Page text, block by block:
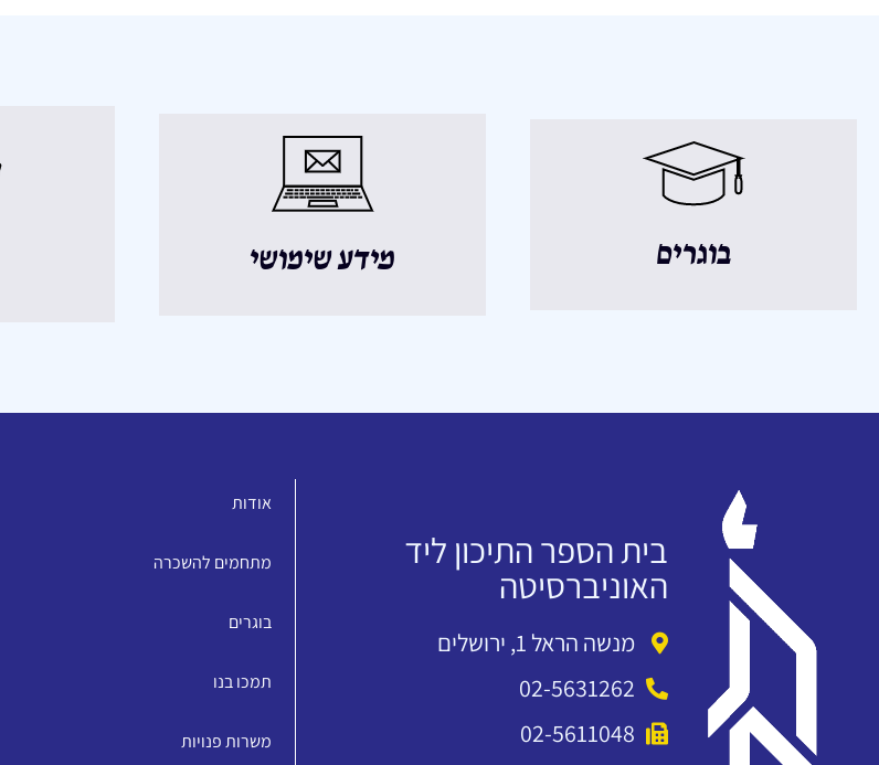
בוגרים מידע שימושי
בית הספר התיכון ליד
האוניברסיטה
מנשה הראל 1, ירושלים
02-5631262
02-5611048
אודות
מתחמים להשכרה
בוגרים
תמכו בנו
משרות פנויות